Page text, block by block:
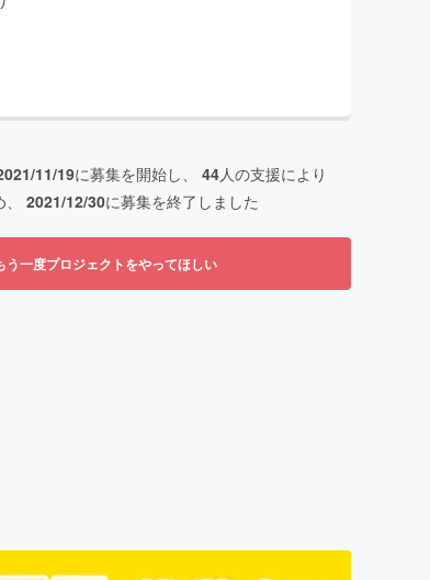
11/19に募集を開始し、 44人の支援により
2021/12/30に募集を終了しました
う一度プロジェクトをやってほしい